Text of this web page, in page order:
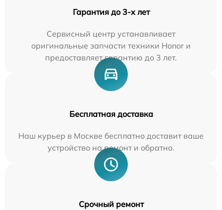
Гарантия до 3-х лет
Сервисный центр устанавливает
оригинальные запчасти техники Honor и
предоставляет гарантию до 3 лет.
Бесплатная доставка
Наш курьер в Москве бесплатно доставит ваше
устройство на ремонт и обратно.
Срочный ремонт